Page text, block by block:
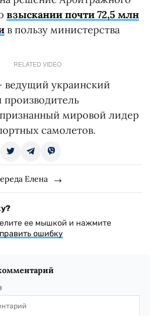
взыскании почти 72,5 млн
в пользу министерства
RELATED VIDEO
ведущий украинский
производитель
мировой лидер
самолетов.
Елена
ее мышкой и нажмите
ошибку